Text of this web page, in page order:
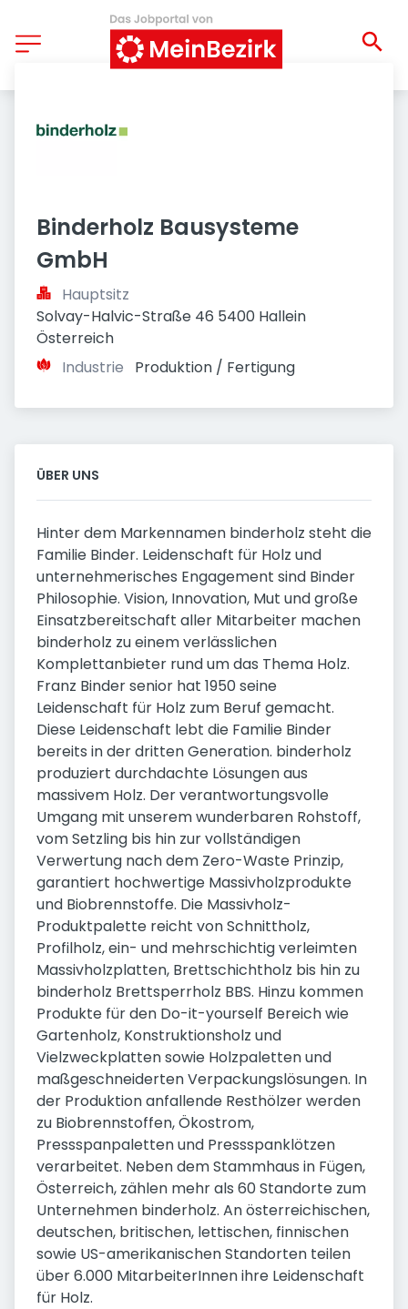
Binderholz Bausysteme
GmbH
Hauptsitz
Solvay-Halvic-Straße 46 5400 Hallein
Österreich
Industrie
Produktion / Fertigung
ÜBER UNS
Hinter dem Markennamen binderholz steht die
Familie Binder. Leidenschaft für Holz und
unternehmerisches Engagement sind Binder
Philosophie. Vision, Innovation, Mut und große
Einsatzbereitschaft aller Mitarbeiter machen
binderholz zu einem verlässlichen
Komplettanbieter rund um das Thema Holz.
Franz Binder senior hat 1950 seine
Leidenschaft für Holz zum Beruf gemacht.
Diese Leidenschaft lebt die Familie Binder
bereits in der dritten Generation. binderholz
produziert durchdachte Lösungen aus
massivem Holz. Der verantwortungsvolle
Umgang mit unserem wunderbaren Rohstoff,
vom Setzling bis hin zur vollständigen
Verwertung nach dem Zero-Waste Prinzip,
garantiert hochwertige Massivholzprodukte
und Biobrennstoffe. Die Massivholz-
Produktpalette reicht von Schnittholz,
Profilholz, ein- und mehrschichtig verleimten
Massivholzplatten, Brettschichtholz bis hin zu
binderholz Brettsperrholz BBS. Hinzu kommen
Produkte für den Do-it-yourself Bereich wie
Gartenholz, Konstruktionsholz und
Vielzweckplatten sowie Holzpaletten und
maßgeschneiderten Verpackungslösungen. In
der Produktion anfallende Resthölzer werden
zu Biobrennstoffen, Ökostrom,
Pressspanpaletten und Pressspanklötzen
verarbeitet. Neben dem Stammhaus in Fügen,
Österreich, zählen mehr als 60 Standorte zum
Unternehmen binderholz. An österreichischen,
deutschen, britischen, lettischen, finnischen
sowie US-amerikanischen Standorten teilen
über 6.000 MitarbeiterInnen ihre Leidenschaft
für Holz.